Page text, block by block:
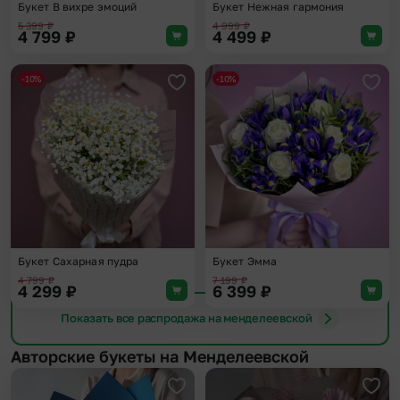
Букет В вихре эмоций
5 399₽
4 799 ₽
Букет Нежная гармония
4 999₽
4 499 ₽
Добавить в избранное
-10%
Букет Сахарная пудра
4 799₽
4 299 ₽
-10%
Букет Эмма
7 199₽
6 399 ₽
Показать все распродажа на менделеевской
Авторские букеты на Менделеевской